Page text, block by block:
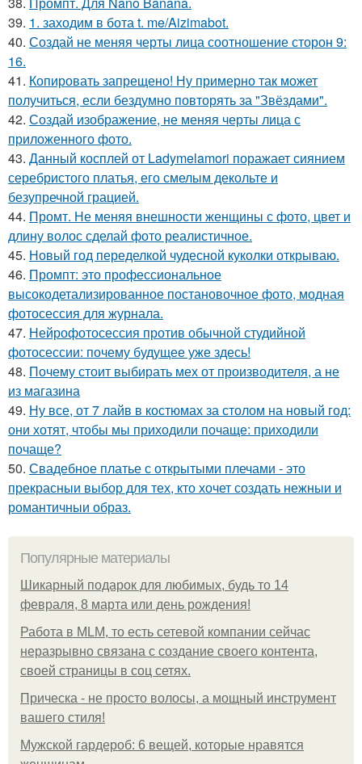
39. 1. заходим в бота t. me/Aizimabot.
40. Создай не меняя черты лица соотношение сторон 9:
16.
41. Копировать запрещено! Ну примерно так может
получиться, если бездумно повторять за "Звёздами".
42. Создай изображение, не меняя черты лица с
приложенного фото.
43. Данный косплей от Ladymelamori поражает сиянием
серебристого платья, его смелым декольте и
безупречной грацией.
44. Промт. Не меняя внешности женщины с фото, цвет и
длину волос сделай фото реалистичное.
45. Новый год переделкой чудесной куколки открываю.
46. Промпт: это профессиональное
высокодетализированное постановочное фото, модная
фотосессия для журнала.
47. Нейрофотосессия против обычной студийной
фотосессии: почему будущее уже здесь!
48. Почему стоит выбирать мех от производителя, а не
из магазина
49. Ну все, от 7 лайв в костюмах за столом на новый год:
они хотят, чтобы мы приходили почаще: приходили
почаще?
50. Свадебное платье с открытыми плечами - это
прекрасныи выбор для тех, кто хочет создать нежныи и
романтичныи образ.
Популярные материалы
Шикарный подарок для любимых, будь то 14
февраля, 8 марта или день рождения!
Работа в MLM, то есть сетевой компании сейчас
неразрывно связана с создание своего контента,
своей страницы в соц сетях.
Прическа - не просто волосы, а мощный инструмент
вашего стиля!
Мужской гардероб: 6 вещей, которые нравятся